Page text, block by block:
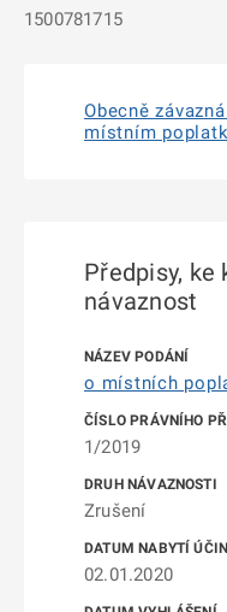
1500781715
Obecně
místním
Předpisy,
návaznost
o místních
1/2019
Zrušení
02.01.2020